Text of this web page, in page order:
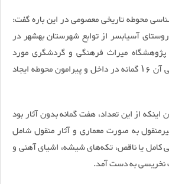
محوطه تاریخی معصومی در این باره گفت:
آسیابسر از توابع شهرستان بهشهر در
پژوهشگاه میراث فرهنگی و گردشگری مورد
گمانه‌زنی قرار گرفته و طی آن ۱۶ گمانه در داخل و پیرامون محوطه ایجاد
از این تعداد، هفت گمانه بدون آثار بود
آثار غیرمنقول به صورت معماری و آثار منقول شامل
کامل یا ناقص، تکه‌های شیشه، اشیای آهنی و
نخریسی به دست آمد.